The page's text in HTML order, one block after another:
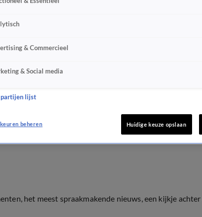
het meest spraakmakende nieuws, een kijkje achter
& Commercieel
& Social media
partijen lijst
beheren Huidige keuze opslaan